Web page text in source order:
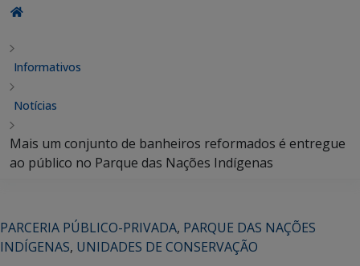
Informativos
Notícias
Mais um conjunto de banheiros reformados é entregue
ao público no Parque das Nações Indígenas
PARCERIA PÚBLICO-PRIVADA, PARQUE DAS NAÇÕES
INDÍGENAS, UNIDADES DE CONSERVAÇÃO